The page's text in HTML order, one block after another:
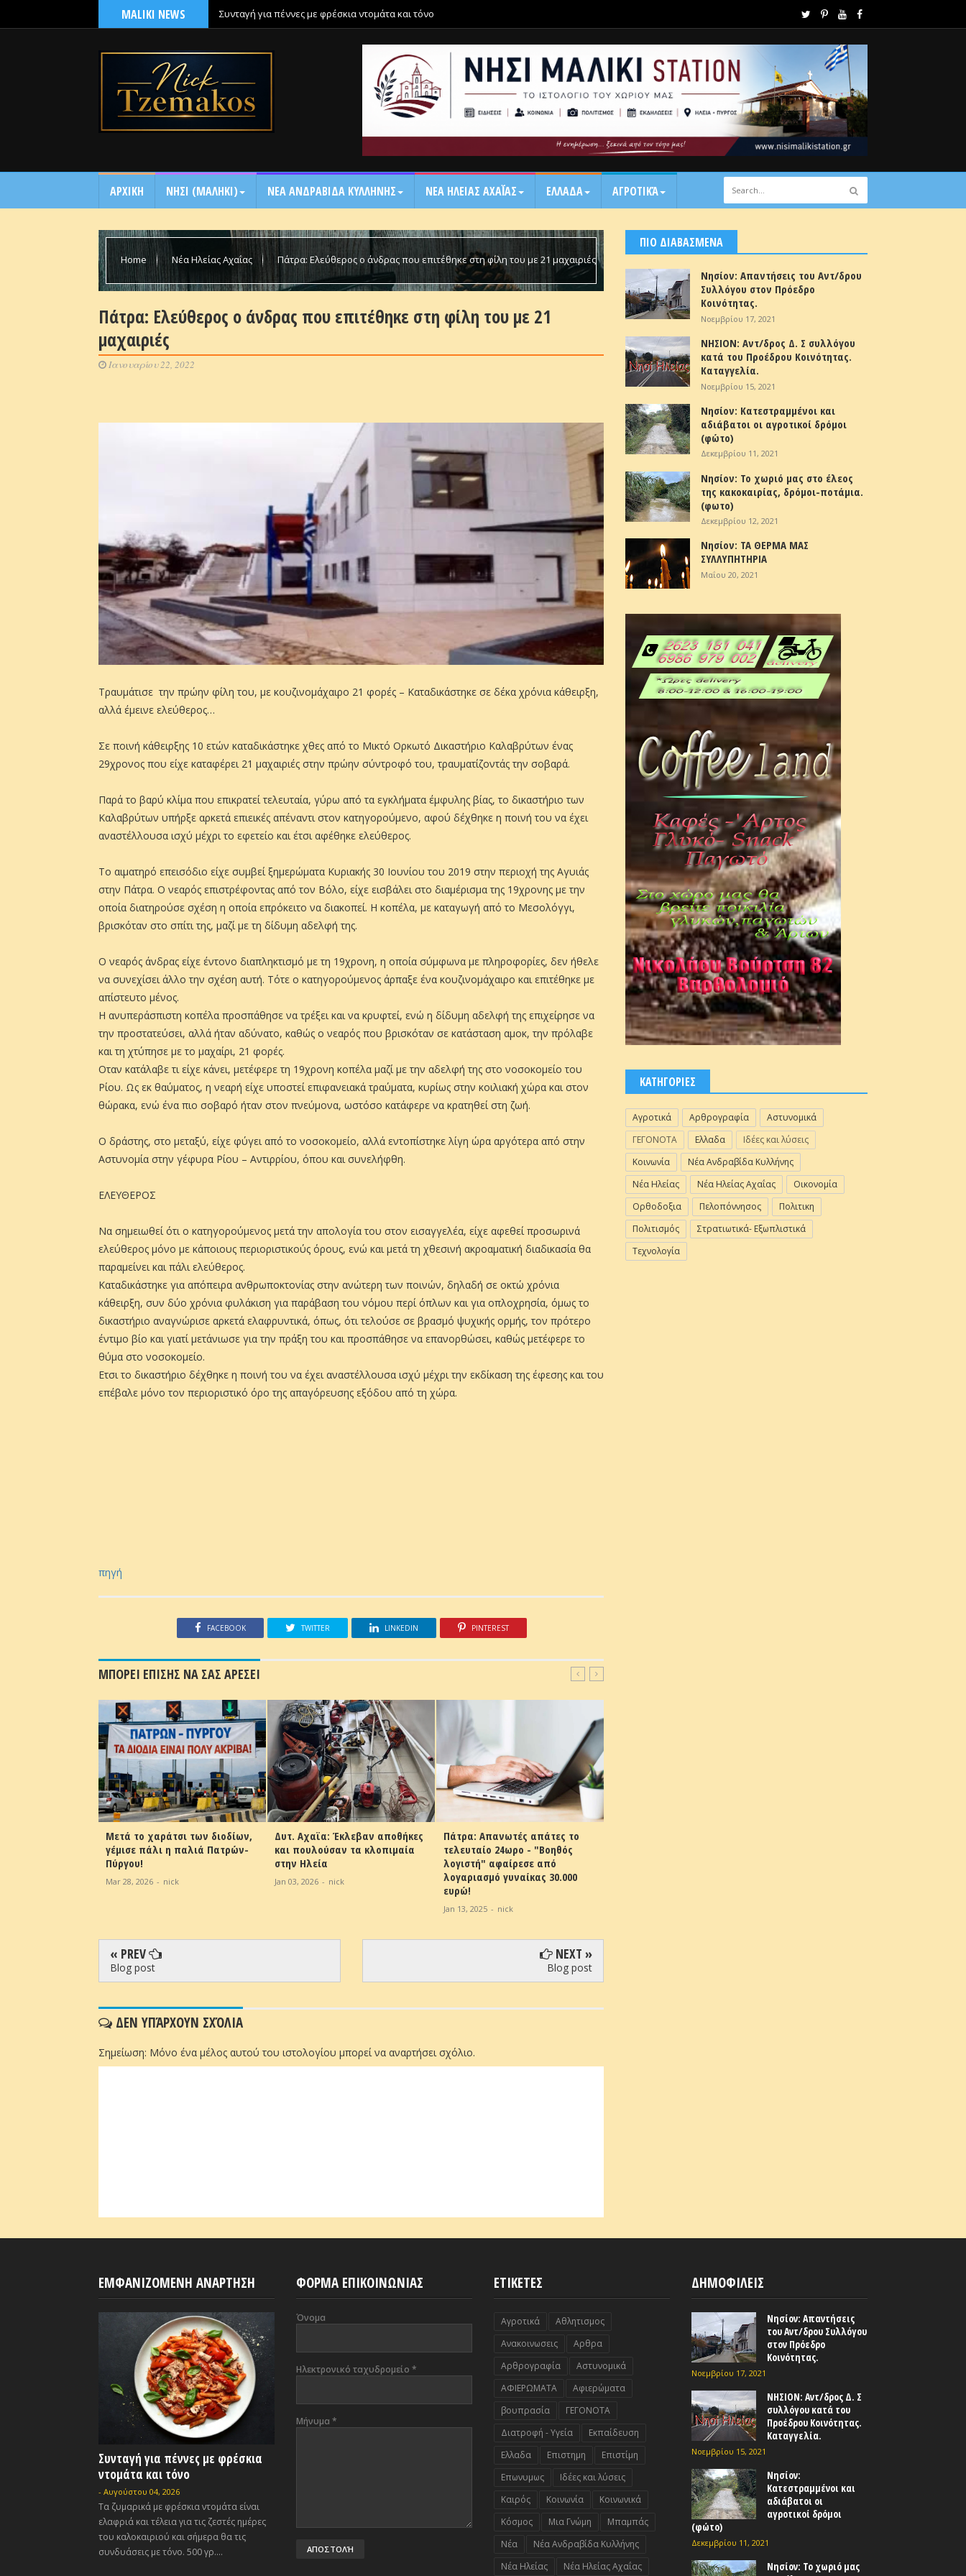
MALIKI NEWS
ΑΡΧΙΚΗ NΗΣΙ (ΜΑΛΗΚΙ) ΝΕΑ ΑΝΔΡΑΒΙΔΑ ΚΥΛΛΗΝΗΣ ΝΕΑ ΗΛΕΙΑΣ ΑΧΑΪ́ΑΣ ΕΛΛΑΔΑ ΑΓΡΟΤΙΚΆ
Home Νέα Ηλείας Αχαΐας Πάτρα: Ελεύθερος ο άνδρας που επιτέθηκε στη φίλη του με 21 μαχαιριές
Πάτρα: Ελεύθερος ο άνδρας που επιτέθηκε στη φίλη του με 21
μαχαιριές
Ιανουαρίου 22, 2022
Τραυμάτισε την πρώην φίλη του, με κουζινομάχαιρο 21 φορές – Καταδικάστηκε σε δέκα χρόνια κάθειρξη,
αλλά έμεινε ελεύθερος…
Σε ποινή κάθειρξης 10 ετών καταδικάστηκε χθες από το Μικτό Ορκωτό Δικαστήριο Καλαβρύτων ένας
29χρονος που είχε καταφέρει 21 μαχαιριές στην πρώην σύντροφό του, τραυματίζοντάς την σοβαρά.
Παρά το βαρύ κλίμα που επικρατεί τελευταία, γύρω από τα εγκλήματα έμφυλης βίας, το δικαστήριο των
Καλαβρύτων υπήρξε αρκετά επιεικές απέναντι στον κατηγορούμενο, αφού δέχθηκε η ποινή του να έχει
αναστέλλουσα ισχύ μέχρι το εφετείο και έτσι αφέθηκε ελεύθερος.
Το αιματηρό επεισόδιο είχε συμβεί ξημερώματα Κυριακής 30 Ιουνίου του 2019 στην περιοχή της Αγυιάς
στην Πάτρα. Ο νεαρός επιστρέφοντας από τον Βόλο, είχε εισβάλει στο διαμέρισμα της 19χρονης με την
οποία διατηρούσε σχέση η οποία επρόκειτο να διακοπεί. Η κοπέλα, με καταγωγή από το Μεσολόγγι,
βρισκόταν στο σπίτι της, μαζί με τη δίδυμη αδελφή της.
Ο νεαρός άνδρας είχε έντονο διαπληκτισμό με τη 19χρονη, η οποία σύμφωνα με πληροφορίες, δεν ήθελε
να συνεχίσει άλλο την σχέση αυτή. Τότε ο κατηγορούμενος άρπαξε ένα κουζινομάχαιρο και επιτέθηκε με
απίστευτο μένος.
Η ανυπεράσπιστη κοπέλα προσπάθησε να τρέξει και να κρυφτεί, ενώ η δίδυμη αδελφή της επιχείρησε να
την προστατεύσει, αλλά ήταν αδύνατο, καθώς ο νεαρός που βρισκόταν σε κατάσταση αμοκ, την πρόλαβε
και τη χτύπησε με το μαχαίρι, 21 φορές.
Οταν κατάλαβε τι είχε κάνει, μετέφερε τη 19χρονη κοπέλα μαζί με την αδελφή της στο νοσοκομείο του
Ρίου. Ως εκ θαύματος, η νεαρή είχε υποστεί επιφανειακά τραύματα, κυρίως στην κοιλιακή χώρα και στον
θώρακα, ενώ ένα πιο σοβαρό ήταν στον πνεύμονα, ωστόσο κατάφερε να κρατηθεί στη ζωή.
Ο δράστης, στο μεταξύ, είχε φύγει από το νοσοκομείο, αλλά εντοπίστηκε λίγη ώρα αργότερα από στην
Αστυνομία στην γέφυρα Ρίου – Αντιρρίου, όπου και συνελήφθη.
ΕΛΕΥΘΕΡΟΣ
Να σημειωθεί ότι ο κατηγορούμενος μετά την απολογία του στον εισαγγελέα, είχε αφεθεί προσωρινά
ελεύθερος μόνο με κάποιους περιοριστικούς όρους, ενώ και μετά τη χθεσινή ακροαματική διαδικασία θα
παραμείνει και πάλι ελεύθερος.
Καταδικάστηκε για απόπειρα ανθρωποκτονίας στην ανώτερη των ποινών, δηλαδή σε οκτώ χρόνια
κάθειρξη, συν δύο χρόνια φυλάκιση για παράβαση του νόμου περί όπλων και για οπλοχρησία, όμως το
δικαστήριο αναγνώρισε αρκετά ελαφρυντικά, όπως, ότι τελούσε σε βρασμό ψυχικής ορμής, τον πρότερο
έντιμο βίο και γιατί μετάνιωσε για την πράξη του και προσπάθησε να επανορθώσει, καθώς μετέφερε το
θύμα στο νοσοκομείο.
Ετσι το δικαστήριο δέχθηκε η ποινή του να έχει αναστέλλουσα ισχύ μέχρι την εκδίκαση της έφεσης και του
επέβαλε μόνο τον περιοριστικό όρο της απαγόρευσης εξόδου από τη χώρα.
πηγή
FACEBOOK TWITTER LINKEDIN PINTEREST
ΜΠΟΡΕΙ ΕΠΙΣΗΣ ΝΑ ΣΑΣ ΑΡΕΣΕΙ
Μετά το χαράτσι των διοδίων,
γέμισε πάλι η παλιά Πατρών-
Πύργου!
Mar 28, 2026 - nick
Δυτ. Αχαϊα: Έκλεβαν αποθήκες
και πουλούσαν τα κλοπιμαία
στην Ηλεία
Jan 03, 2026 - nick
Πάτρα: Απανωτές απάτες το
τελευταίο 24ωρο - "Βοηθός
λογιστή" αφαίρεσε από
λογαριασμό γυναίκας 30.000
ευρώ!
Jan 13, 2025 - nick
« PREV
Blog post
NEXT »
Blog post
ΔΕΝ ΥΠΆΡΧΟΥΝ ΣΧΌΛΙΑ
Σημείωση: Μόνο ένα μέλος αυτού του ιστολογίου μπορεί να αναρτήσει σχόλιο.
ΠΙΟ ΔΙΑΒΑΣΜΕΝΑ
Νησίον: Απαντήσεις του Αντ/δρου
Συλλόγου στον Πρόεδρο
Κοινότητας.
Νοεμβρίου 17, 2021
ΝΗΣΙΟΝ: Αντ/δρος Δ. Σ συλλόγου
κατά του Προέδρου Κοινότητας.
Καταγγελία.
Νοεμβρίου 15, 2021
Νησίον: Κατεστραμμένοι και
αδιάβατοι οι αγροτικοί δρόμοι
(φώτο)
Δεκεμβρίου 11, 2021
Νησίον: Το χωριό μας στο έλεος
της κακοκαιρίας, δρόμοι-ποτάμια.
(φωτο)
Δεκεμβρίου 12, 2021
Νησίον: ΤΑ ΘΕΡΜΑ ΜΑΣ
ΣΥΛΛΥΠΗΤΗΡΙΑ
Μαΐου 20, 2021
ΚΑΤΗΓΟΡΙΕΣ
Αγροτικά Αρθρογραφία
Αστυνομικά
ΓΕΓΟΝΟΤΑ
Ελλαδα
Ιδέες και λύσεις
Κοινωνία
Νέα Ανδραβίδα Κυλλήνης
Νέα Ηλείας
Νέα Ηλείας Αχαΐας
Οικονομία
Ορθοδοξια
Πελοπόννησος
Πολιτικη
Πολιτισμός
Στρατιωτικά- Εξωπλιστικά
Τεχνολογία
ΕΜΦΑΝΙΖΟΜΕΝΗ ΑΝΑΡΤΗΣΗ
Συνταγή για πέννες με φρέσκια
ντομάτα και τόνο
- Αυγούστου 04, 2026
Τα ζυμαρικά με φρέσκια ντομάτα είναι
ελαφριά και τέλεια για τις ζεστές ημέρες
του καλοκαιριού και σήμερα θα τις
συνδυάσεις με τόνο. 500 γρ....
ΦΟΡΜΑ ΕΠΙΚΟΙΝΩΝΙΑΣ
Όνομα
Ηλεκτρονικό ταχυδρομείο *
Μήνυμα *
ΕΤΙΚΕΤΕΣ
Αγροτικά
Αθλητισμος
Ανακοινωσεις
Αρθρα
Αρθρογραφία
Αστυνομικά
ΑΦΙΕΡΩΜΑΤΑ
Αφιερώματα
βουπρασία
ΓΕΓΟΝΟΤΑ
Διατροφή - Υγεία
Εκπαίδευση
Ελλαδα
Επιστημη
Επιστίμη
Επωνυμως
Ιδέες και λύσεις
Καιρός
Κοινωνία
Κοινωνικά
Κόσμος
Μια Γνώμη
Μπαμπάς
Νέα
Νέα Ανδραβίδα Κυλλήνης
Νέα Ηλείας
Νέα Ηλείας Αχαΐας
ΔΗΜΟΦΙΛΕΙΣ
Νησίον: Απαντήσεις
του Αντ/δρου Συλλόγου
στον Πρόεδρο
Κοινότητας.
Νοεμβρίου 17, 2021
ΝΗΣΙΟΝ: Αντ/δρος Δ. Σ
συλλόγου κατά του
Προέδρου Κοινότητας.
Καταγγελία.
Νοεμβρίου 15, 2021
Νησίον:
Κατεστραμμένοι και
αδιάβατοι οι
αγροτικοί δρόμοι
(φώτο)
Δεκεμβρίου 11, 2021
Νησίον: Το χωριό μας